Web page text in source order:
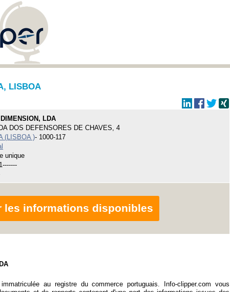
LISBOA
LDA
DOS DEFENSORES DE CHAVES, 4
(LISBOA )- 1000-117
unique
les informations disponibles
au registre du commerce portuguais. Info-clipper.com vous